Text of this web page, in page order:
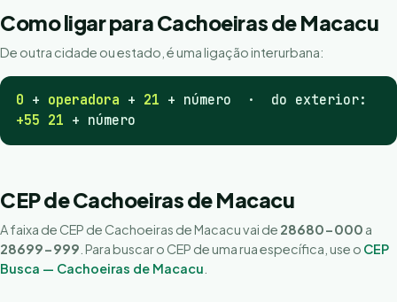
Como ligar para Cachoeiras de Macacu
De outra cidade ou estado, é uma ligação interurbana:
0 + operadora + 21 + número · do exterior:
+55 21 + número
CEP de Cachoeiras de Macacu
A faixa de CEP de Cachoeiras de Macacu vai de 28680-000 a
28699-999 . Para buscar o CEP de uma rua específica, use o CEP
Busca — Cachoeiras de Macacu